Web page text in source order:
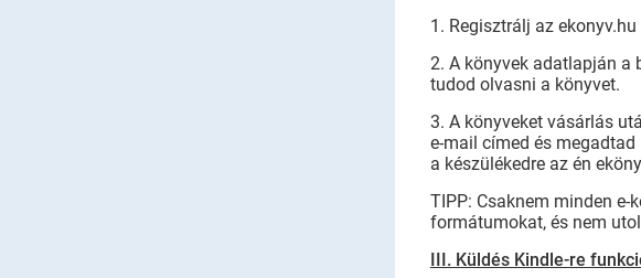
1. Regisztrálj az
2. A könyvek adatlapján a
tudod olvasni a könyvet.
3. A könyveket vásárlás
e-mail címed és
a készülékedre az én
TIPP: Csaknem minden
formátumokat, és nem
III. Küldés Kindle-re